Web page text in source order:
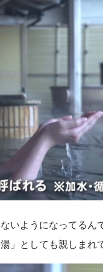
いようになってる
」としても親しまれ